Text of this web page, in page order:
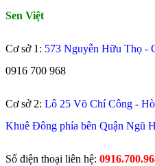
Sen Việt
Cơ sở 1: 573 Nguyễn Hữu Thọ -
0916 700 968
Cơ sở 2: Lô 25 Võ Chí Công -
Khuê Đông phía bên Quận Ngũ
​Số điện thoại liên hệ: